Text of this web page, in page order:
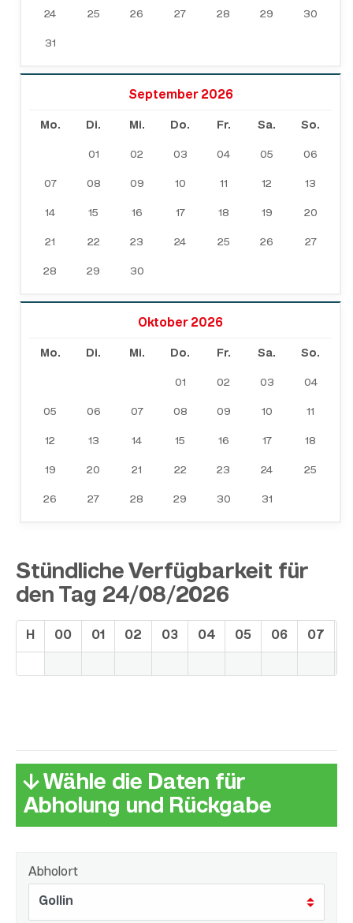
24 25 26 27 28 29 30
31
September 2026
Mo. Di. Mi. Do. Fr. Sa. So.
01 02 03 04 05 06
07 08 09 10 11 12 13
14 15 16 17 18 19 20
21 22 23 24 25 26 27
28 29 30
Oktober 2026
Mo. Di. Mi. Do. Fr. Sa. So.
01 02 03 04
05 06 07 08 09 10 11
12 13 14 15 16 17 18
19 20 21 22 23 24 25
26 27 28 29 30 31
Stündliche Verfügbarkeit für
den Tag 24/08/2026
H 00 01 02 03 04 05 06 07
↓ Wähle die Daten für
Abholung und Rückgabe
Abholort